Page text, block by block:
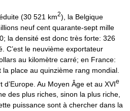
(30 521 km2), la Belgique
neuf cent quarante-sept mille
la densité est donc très forte: 326
C’est le neuvième exportateur
au kilomètre carré; en France:
place au quinzième rang mondial.
Au Moyen Âge et au XVIe
des plus riches, sinon la plus riche,
puissance sont à chercher dans la